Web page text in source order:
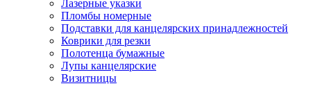
Лазерные указки
Пломбы номерные
Подставки для канцелярских принадлежностей
Коврики для резки
Полотенца бумажные
Лупы канцелярские
Визитницы